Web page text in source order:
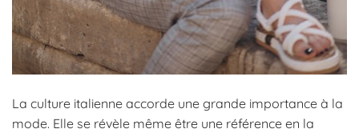
La culture italienne accorde une grande importance à la
mode. Elle se révèle même être une référence en la